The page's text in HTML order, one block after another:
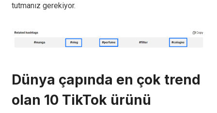
tutmanız gerekiyor.
Dünya çapında en çok trend
olan 10 TikTok ürünü